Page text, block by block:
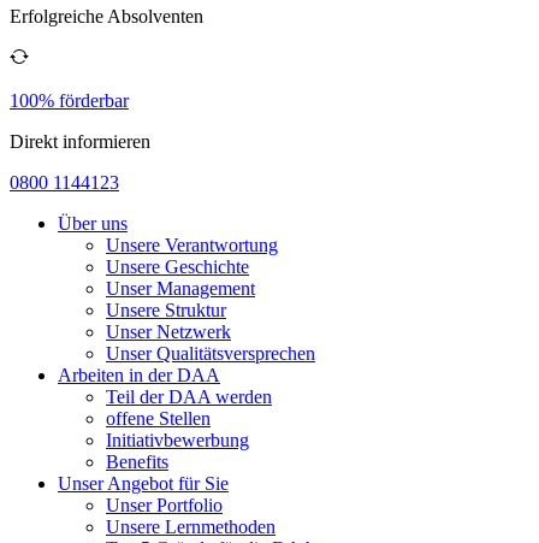
Erfolgreiche Absolventen
100% förderbar
Direkt informieren
0800 1144123
Über uns
Unsere Verantwortung
Unsere Geschichte
Unser Management
Unsere Struktur
Unser Netzwerk
Unser Qualitätsversprechen
Arbeiten in der DAA
Teil der DAA werden
offene Stellen
Initiativbewerbung
Benefits
Unser Angebot für Sie
Unser Portfolio
Unsere Lernmethoden